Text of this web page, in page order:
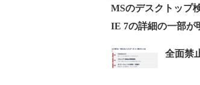
MSのデスクトップ
IE 7の詳細の一部